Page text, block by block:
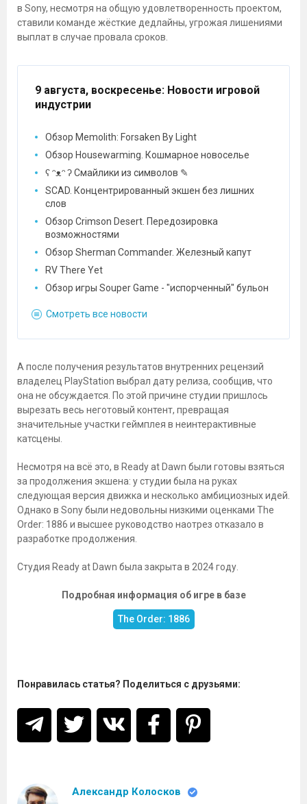
в Sony, несмотря на общую удовлетворенность проектом,
ставили команде жёсткие дедлайны, угрожая лишениями
выплат в случае провала сроков.
9 августа, воскресенье: Новости игровой
индустрии
Обзор Memolith: Forsaken By Light
Обзор Housewarming. Кошмарное новоселье
ʕ ᵔᴥᵔ ʔ Смайлики из символов ✎
SCAD. Концентрированный экшен без лишних
слов
Обзор Crimson Desert. Передозировка
возможностями
Обзор Sherman Commander. Железный капут
RV There Yet
Обзор игры Souper Game - "испорченный" бульон
Смотреть все новости
А после получения результатов внутренних рецензий
владелец PlayStation выбрал дату релиза, сообщив, что
она не обсуждается. По этой причине студии пришлось
вырезать весь неготовый контент, превращая
значительные участки геймплея в неинтерактивные
катсцены.
Несмотря на всё это, в Ready at Dawn были готовы взяться
за продолжения экшена: у студии была на руках
следующая версия движка и несколько амбициозных идей.
Однако в Sony были недовольны низкими оценками The
Order: 1886 и высшее руководство наотрез отказало в
разработке продолжения.
Студия Ready at Dawn была закрыта в 2024 году.
Подробная информация об игре в базе
The Order: 1886
Понравилась статья? Поделиться с друзьями:
Александр Колосков